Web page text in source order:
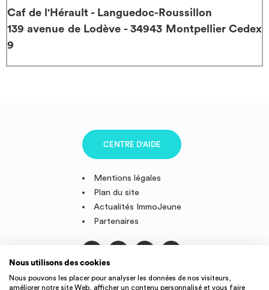
Caf de l'Hérault - Languedoc-Roussillon
139 avenue de Lodève - 34943 Montpellier Cedex
9
Mentions légales
Plan du site
Actualités ImmoJeune
Partenaires
CENTRE D'AIDE
Suivez-nous
Nous utilisons des cookies
Nous pouvons les placer pour analyser les données de nos visiteurs,
améliorer notre site Web, afficher un contenu personnalisé et vous faire